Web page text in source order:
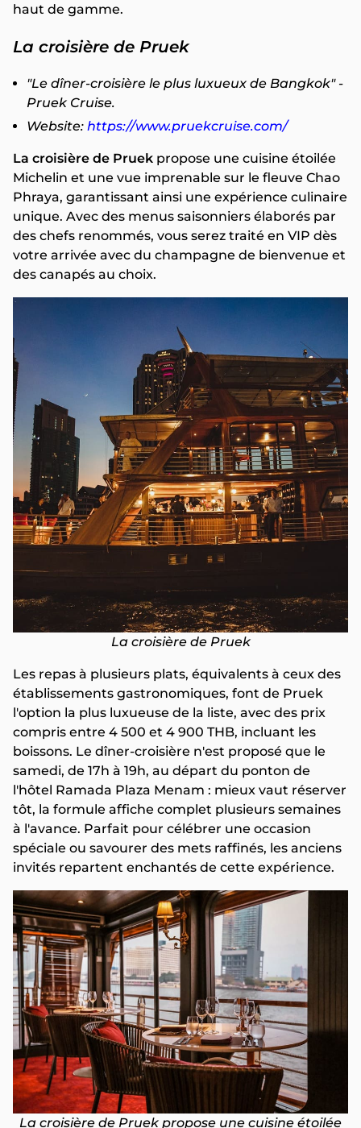
haut de gamme.
La croisière de Pruek
"Le dîner-croisière le plus luxueux de Bangkok" -
Pruek Cruise.
Website: https://www.pruekcruise.com/
La croisière de Pruek propose une cuisine étoilée
Michelin et une vue imprenable sur le fleuve Chao
Phraya, garantissant ainsi une expérience culinaire
unique. Avec des menus saisonniers élaborés par
des chefs renommés, vous serez traité en VIP dès
votre arrivée avec du champagne de bienvenue et
des canapés au choix.
La croisière de Pruek
Les repas à plusieurs plats, équivalents à ceux des
établissements gastronomiques, font de Pruek
l'option la plus luxueuse de la liste, avec des prix
compris entre 4 500 et 4 900 THB, incluant les
boissons. Le dîner-croisière n'est proposé que le
samedi, de 17h à 19h, au départ du ponton de
l'hôtel Ramada Plaza Menam : mieux vaut réserver
tôt, la formule affiche complet plusieurs semaines
à l'avance. Parfait pour célébrer une occasion
spéciale ou savourer des mets raffinés, les anciens
invités repartent enchantés de cette expérience.
La croisière de Pruek propose une cuisine étoilée